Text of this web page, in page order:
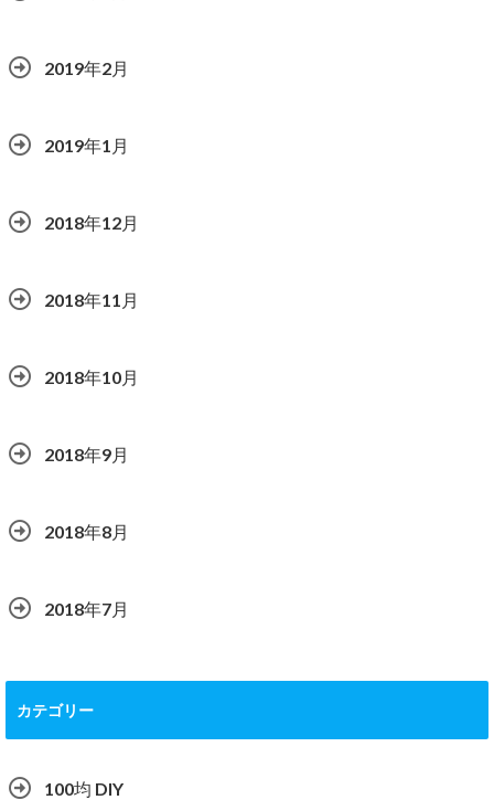
2019年2月
2019年1月
2018年12月
2018年11月
2018年10月
2018年9月
2018年8月
2018年7月
カテゴリー
100均 DIY